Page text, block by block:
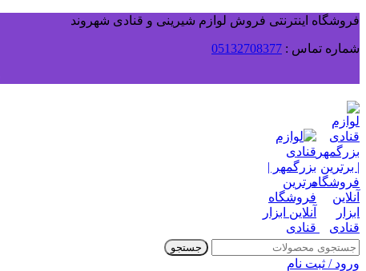
فروشگاه اینترنتی فروش لوازم شیرینی و قنادی شهروند
شماره تماس : 05132708377
جستجو
ورود / ثبت نام